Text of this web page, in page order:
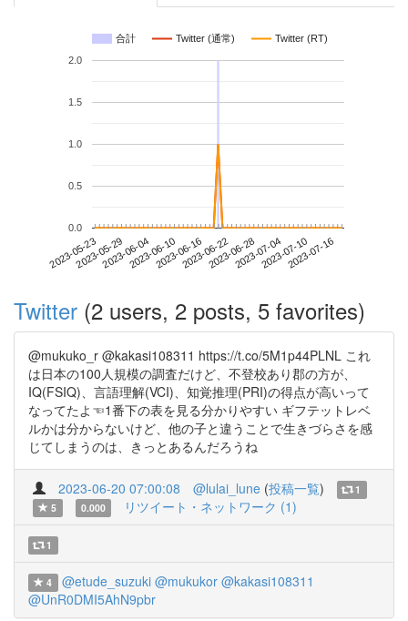
合計 Twitter (通常) Twitter (RT)
2023-05-232023-05-292023-06-042023-06-102023-06-162023-06-222023-06-282023-07-042023-07-102023-07-16
0.0
0.5
1.0
1.5
2.0
Twitter (2 users, 2 posts, 5 favorites)
@mukuko_r @kakasi108311 https://t.co/5M1p44PLNL これ
は日本の100人規模の調査だけど、不登校あり郡の方が、
IQ(FSIQ)、言語理解(VCI)、知覚推理(PRI)の得点が高いって
なってたよ☜1番下の表を見る分かりやすい ギフテットレベ
ルかは分からないけど、他の子と違うことで生きづらさを感
じてしまうのは、きっとあるんだろうね
2023-06-20 07:00:08 @lulai_lune (投稿一覧)
1
5
0.000 リツイート・ネットワーク (1)
1
4 @etude_suzuki @mukukor @kakasi108311
@UnR0DMI5AhN9pbr